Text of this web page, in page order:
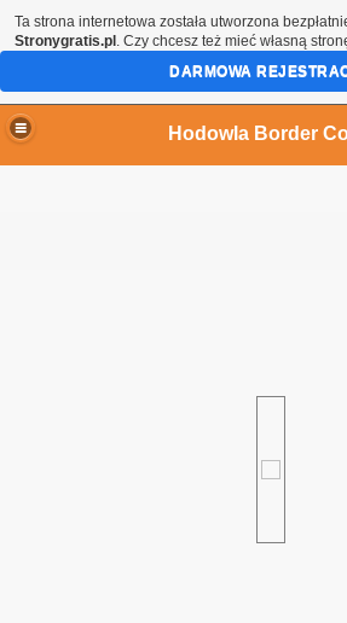
Hodowla Border
Ta strona internetowa została utworzona
Stronygratis.pl . Czy chcesz też mieć własną
DARMOWA